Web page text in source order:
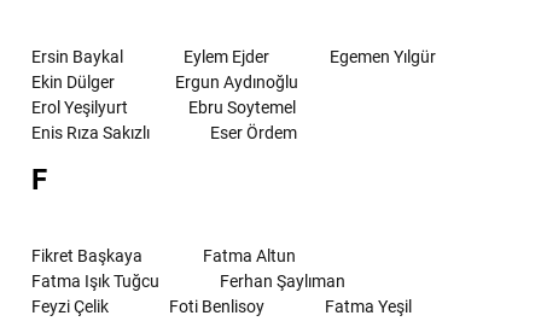
Ersin Baykal Eylem Ejder
Egemen Yılgür
Ekin Dülger
Ergun Aydınoğlu
Erol Yeşilyurt
Ebru Soytemel
Enis Rıza Sakızlı
Eser Ördem
F
Fikret Başkaya
Fatma Altun
Fatma Işık Tuğcu
Ferhan Şaylıman
Feyzi Çelik
Foti Benlisoy Fatma Yeşil